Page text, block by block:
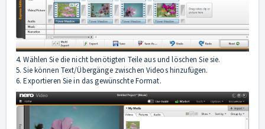
4. Wählen Sie die nicht benötigten Teile aus und löschen Sie sie.
5. Sie können Text/Übergänge zwischen Videos hinzufügen.
6. Exportieren Sie in das gewünschte Format.